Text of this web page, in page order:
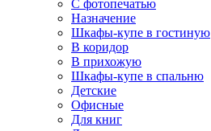
С фотопечатью
Назначение
Шкафы-купе в гостиную
В коридор
В прихожую
Шкафы-купе в спальню
Детские
Офисные
Для книг